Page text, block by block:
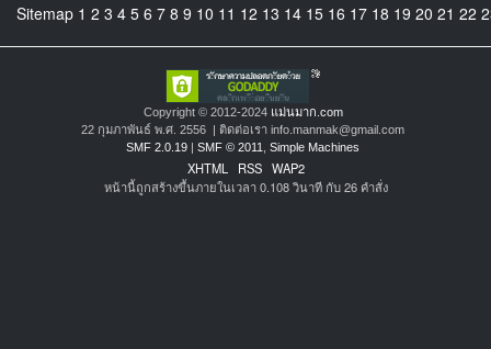
Sitemap 1 2 3 4 5 6 7 8 9 10 11 12 13 14 15 16 17 18 19 20 21 22
Copyright © 2012-2024 แม่นมาก.com
22 กุมภาพันธ์ พ.ศ. 2556 | ติดต่อเรา info.manmak@gmail.com
SMF 2.0.19 | SMF © 2011 Simple Machines
XHTML RSS WAP2
หน้านี้ถูกสร้างขึ้นภายในเวลา 0.108 วินาที กับ 26 คำสั่ง